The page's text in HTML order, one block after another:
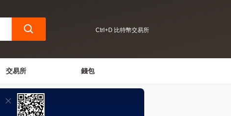
Ctrl+D 比特幣交易所
交易所 錢包